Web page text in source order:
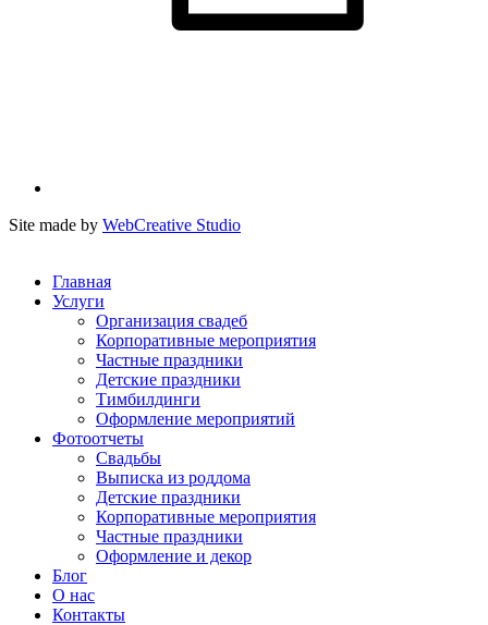
Site made by WebCreative Studio
Главная
Услуги
Организация свадеб
Корпоративные мероприятия
Частные праздники
Детские праздники
Тимбилдинги
Оформление мероприятий
Фотоотчеты
Cвадьбы
Выписка из роддома
Детские праздники
Корпоративные мероприятия
Частные праздники
Оформление и декор
Блог
О нас
Контакты